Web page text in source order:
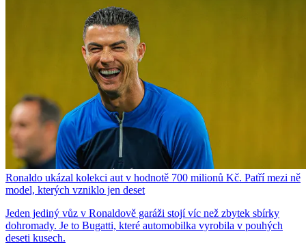
Ronaldo ukázal kolekci aut v hodnotě 700 milionů Kč. Patří mezi ně
model, kterých vzniklo jen deset
Jeden jediný vůz v Ronaldově garáži stojí víc než zbytek sbírky
dohromady. Je to Bugatti, které automobilka vyrobila v pouhých
deseti kusech.